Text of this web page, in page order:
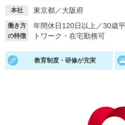
イベントを探す
本社 東京都／大阪府
働き方
の特徴
年間休日120日以上 ／30歳
トワーク・在宅勤務可
教育制度・研修が充実